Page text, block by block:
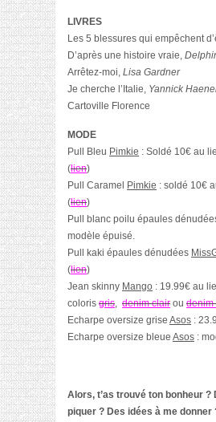
LIVRES
Les 5 blessures qui empêchent
D’après une histoire vraie,
Arrêtez-moi, Lisa Gardner
Je cherche l’Italie, Yannick
Cartoville Florence
MODE
Pull Bleu Pimkie : Soldé 10€ au
(lien)
Pull Caramel
Pimkie : soldé 10€
(lien)
Pull blanc poilu épaules
modèle épuisé.
Pull kaki épaules dénudées
(lien)
Jean skinny Mango : 19.99€ au
coloris gris, denim clair ou denim
Echarpe oversize grise Asos :
Echarpe oversize bleue Asos :
Alors, t’as trouvé ton bonheur ?
piquer ? Des idées à me donner